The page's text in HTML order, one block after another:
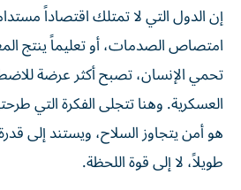
إن الدول التي لا تمتلك اقتصاداً
امتصاص الصدمات، أو تعليماً ينتج
تحمي الإنسان، تصبح أكثر عرضة
العسكرية. وهنا تتجلى الفكرة التي
هو أمن يتجاوز السلاح، ويستند إلى
طويلاً، لا إلى قوة اللحظة.